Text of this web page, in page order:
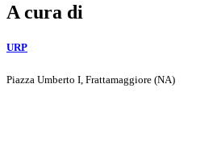
A cura di
URP
Piazza Umberto I, Frattamaggiore (NA)